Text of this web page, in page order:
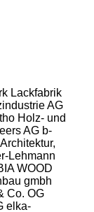
Lackfabrik
AG
Holz- und
AG b-
Lehmann
WOOD
gmbh
Co. OG
elka-